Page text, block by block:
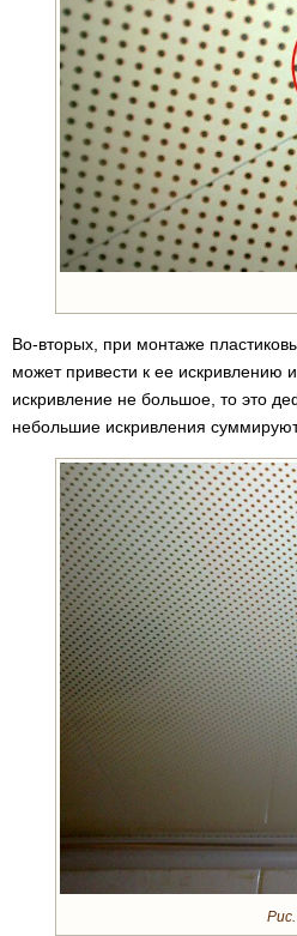
Во-вторых, при монтаже
может привести к ее искривлению
искривление не большое, то это
небольшие искривления